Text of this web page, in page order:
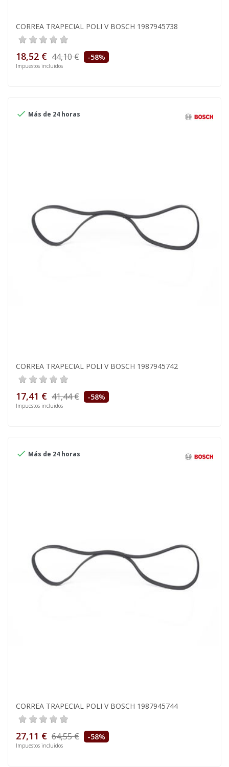
CORREA TRAPECIAL POLI V BOSCH 1987945738
18,52 € 44,10 € -58%
Impuestos incluidos
 Más de 24 horas
CORREA TRAPECIAL POLI V BOSCH 1987945742
17,41 € 41,44 € -58%
Impuestos incluidos
 Más de 24 horas
CORREA TRAPECIAL POLI V BOSCH 1987945744
27,11 € 64,55 € -58%
Impuestos incluidos